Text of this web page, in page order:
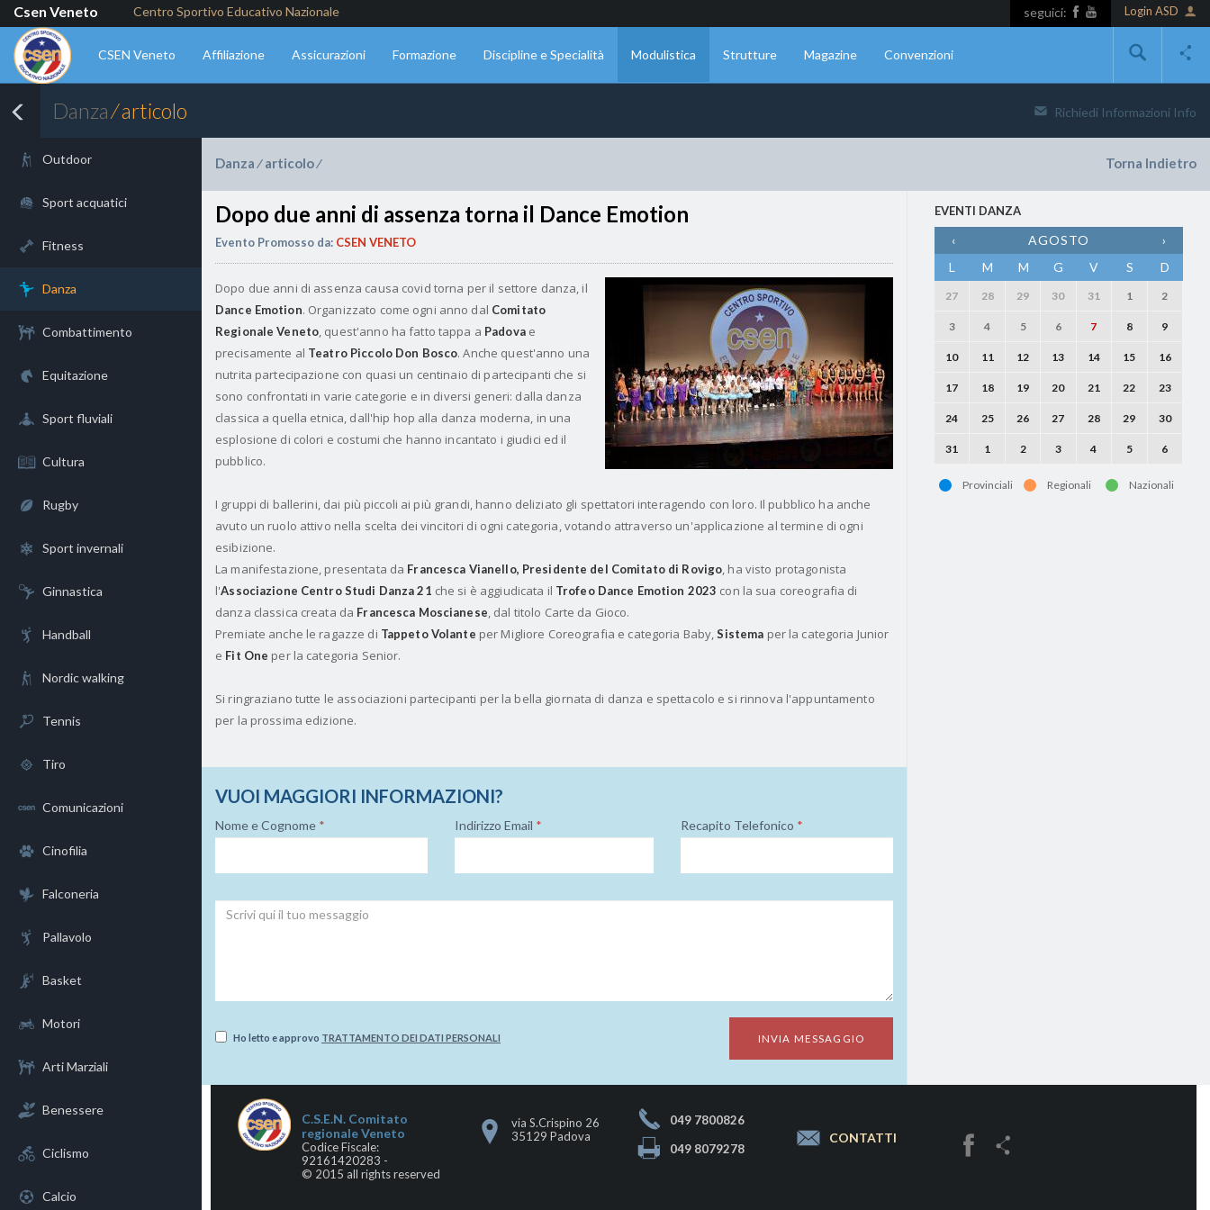
Csen Veneto Centro Sportivo Educativo Nazionale Login ASD
seguici:
CSEN Veneto Affiliazione Assicurazioni Formazione Discipline e Specialità Modulistica Strutture Magazine Convenzioni
Danza⁄ articolo Richiedi Informazioni Info
Outdoor
Sport acquatici
Fitness
Danza
Combattimento
Equitazione
Sport fluviali
Cultura
Rugby
Sport invernali
Ginnastica
Handball
Nordic walking
Tennis
Tiro
Comunicazioni
Cinofilia
Falconeria
Pallavolo
Basket
Motori
Arti Marziali
Benessere
Ciclismo
Calcio
Danza⁄articolo⁄ Torna Indietro
Dopo due anni di assenza torna il Dance Emotion
Evento Promosso da: CSEN VENETO
Dopo due anni di assenza causa covid torna per il settore danza, il
Dance Emotion. Organizzato come ogni anno dal Comitato
Regionale Veneto, quest'anno ha fatto tappa a Padovae
precisamente al Teatro Piccolo Don Bosco. Anche quest'anno una
nutrita partecipazione con quasi un centinaio di partecipanti che si
sono confrontati in varie categorie e in diversi generi: dalla danza
classica a quella etnica, dall'hip hop alla danza moderna, in una
esplosione di colori e costumi che hanno incantato i giudici ed il
pubblico.
I gruppi di ballerini, dai più piccoli ai più grandi, hanno deliziato gli spettatori interagendo con loro. Il pubblico ha anche
avuto un ruolo attivo nella scelta dei vincitori di ogni categoria, votando attraverso un'applicazione al termine di ogni
esibizione.
La manifestazione, presentata da Francesca Vianello, Presidente del Comitato di Rovigo, ha visto protagonista
l'Associazione Centro Studi Danza 21 che si è aggiudicata il Trofeo Dance Emotion 2023 con la sua coreografia di
danza classica creata da Francesca Moscianese, dal titolo Carte da Gioco.
Premiate anche le ragazze di Tappeto Volante per Migliore Coreografia e categoria Baby,Sistema per la categoria Junior
e Fit One per la categoria Senior.
Si ringraziano tutte le associazioni partecipanti per la bella giornata di danza e spettacolo e si rinnova l'appuntamento
per la prossima edizione.
VUOI MAGGIORI INFORMAZIONI?
Nome e Cognome * Indirizzo Email * Recapito Telefonico *
Ho letto e approvo TRATTAMENTO DEI DATI PERSONALI
EVENTI DANZA
‹ AGOSTO
›
L
M M G V S D
27 28 29 30 31 1 2
3 4 5 6 7 8 9
10 11 12 13 14 15 16
17 18 19 20 21 22 23
24 25 26 27 28 29 30
31 1 2 3 4 5 6
Provinciali Regionali Nazionali
C.S.E.N. Comitato
regionale Veneto
Codice Fiscale:
92161420283 -
© 2015 all rights reserved
via S.Crispino 26
35129 Padova
049 7800826
049 8079278
CONTATTI